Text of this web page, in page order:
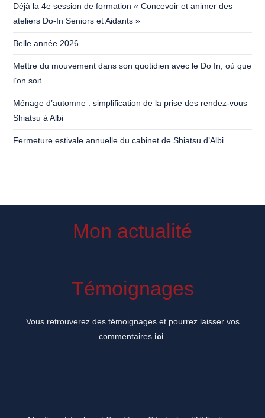
Déjà la 4e session de formation « Concevoir et animer des
ateliers Do-In Seniors et Aidants »
Belle année 2026
Mettre du mouvement dans son quotidien avec le Do In, où que
l’on soit
Ménage d’automne : simplification de la prise des rendez-vous
Shiatsu à Albi
Fermeture estivale annuelle du cabinet de Shiatsu d’Albi
Mon actualité
Témoignages
Vous retrouverez des témoignages et pourrez laisser vos
commentaires ici